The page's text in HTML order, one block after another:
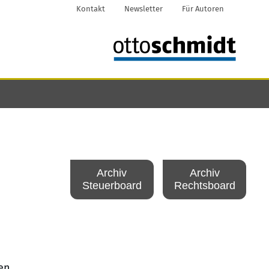
Kontakt Newsletter Für Autoren
Archiv
Steuerboard
Archiv
Rechtsboard